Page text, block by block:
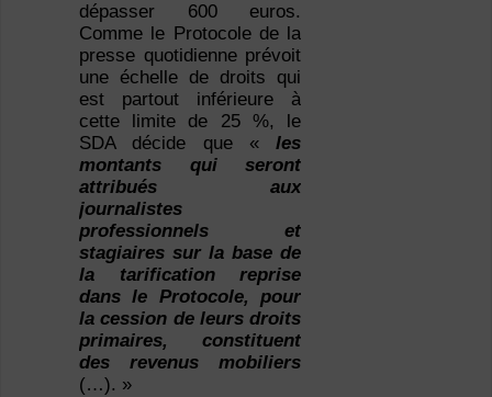
dépasser 600 euros.
Comme le Protocole de la
presse quotidienne prévoit
une échelle de droits qui
est partout inférieure à
cette limite de 25 %, le
SDA décide que «les
montants qui seront
attribués aux
journalistes
professionnels et
stagiaires sur la base de
la tarification reprise
dans le Protocole, pour
la cession de leurs droits
primaires, constituent
des revenus mobiliers
(…). »